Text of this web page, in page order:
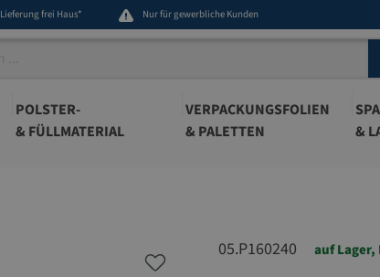
Lieferung frei Haus* Nur für gewerbliche Kunden
POLSTER-
& FÜLLMATERIAL
VERPACKUNGSFOLIEN
& PALETTEN
&
05.P160240 auf Lager,